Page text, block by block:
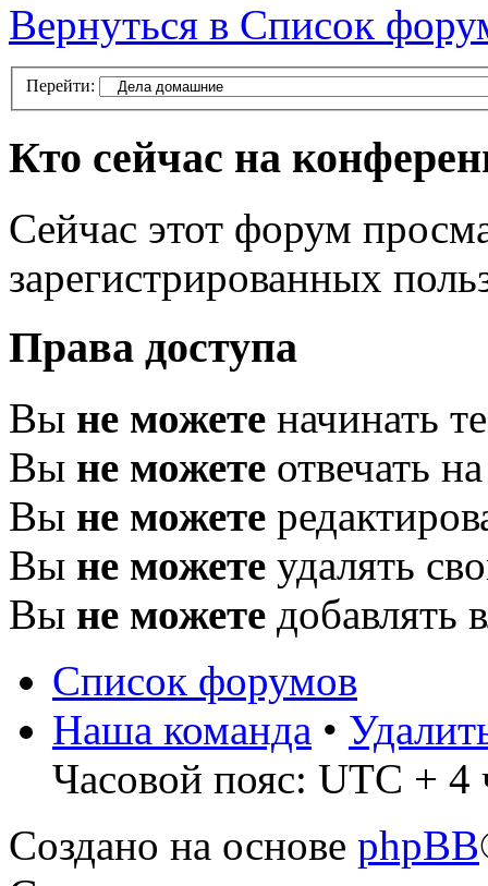
Вернуться в Список
Перейти:
Кто сейчас на
Сейчас этот форум
зарегистрированных
Права доступа
Вы не можете начинать
Вы не можете отвечать
Вы не можете
Вы не можете удалять
Вы не можете добавлять
Список форумов
Наша команда •
Часовой пояс: UTC + 4
Создано на основе phpBB